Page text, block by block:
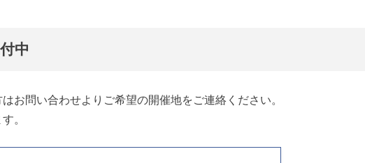
中
お問い合わせよりご希望の開催地をご連絡ください。
。